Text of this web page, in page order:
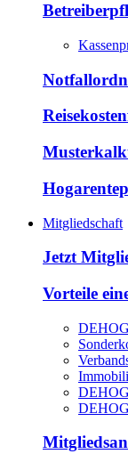
Mitgliedschaft
Jetzt
Vorteile